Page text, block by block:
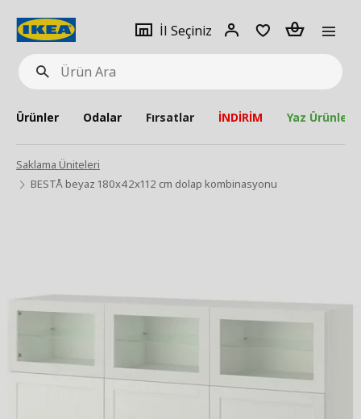
Ürün
Ara
İl Seçiniz
Giriş
Adet
Ürünler Odalar Fırsatlar İNDİRİM Yaz Ürünleri
Saklama Üniteleri
BESTÅ beyaz 180x42x112 cm dolap kombinasyonu